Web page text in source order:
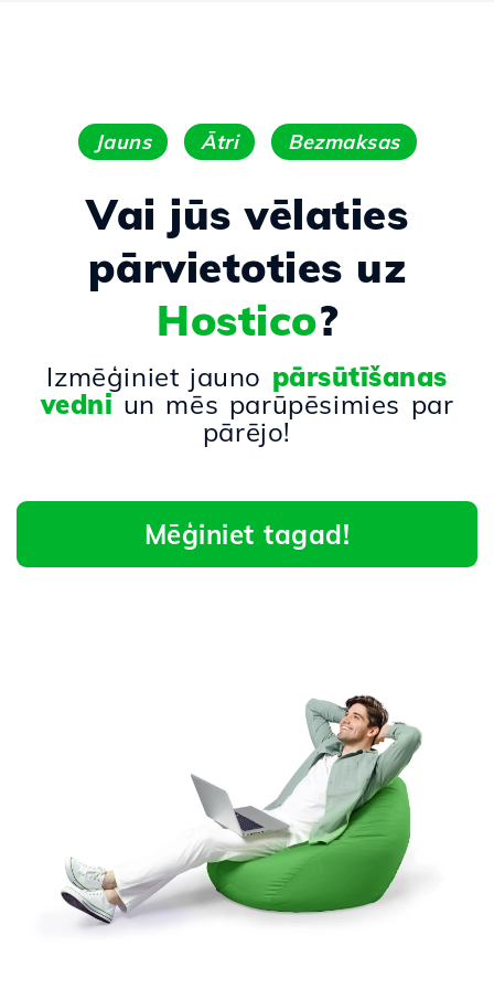
Jauns Ātri Bezmaksas
Vai jūs vēlaties
pārvietoties uz
Hostico?
Izmēģiniet jauno pārsūtīšanas
vedni un mēs parūpēsimies par
pārējo!
Mēģiniet tagad!